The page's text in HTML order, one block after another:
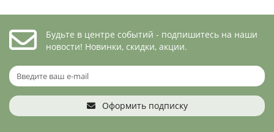
Будьте в центре событий - подпишитесь на наши
новости! Новинки, скидки, акции.
Оформить подписку